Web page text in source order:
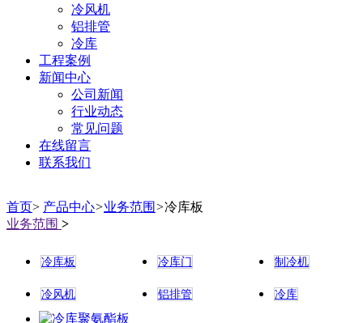
冷风机
铝排管
冷库
工程案例
新闻中心
公司新闻
行业动态
常见问题
在线留言
联系我们
首页> 产品中心>业务范围 >冷库板
业务范围 >
冷库板 冷库门 制冷机
冷风机 铝排管 冷库